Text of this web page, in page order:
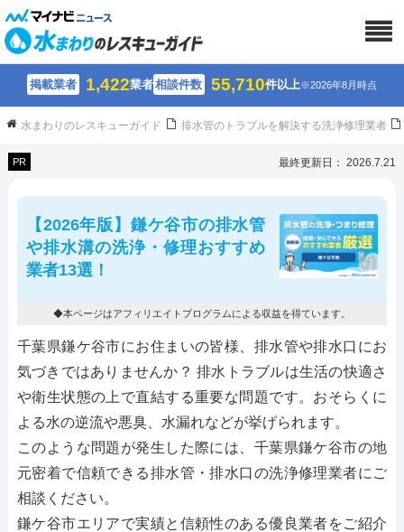
掲載業者 1,422業者相談件数 55,710件以上※2026年8月時点
水まわりのレスキューガイド 排水管のトラブルを解決する洗浄修理業者
PR 最終更新日： 2026.7.21
【2026年版】鎌ケ谷市の排水管
や排水溝の洗浄・修理おすすめ
業者13選！
◆本ページはアフィリエイトプログラムによる収益を得ています。
千葉県鎌ケ谷市にお住まいの皆様、排水管や排水口にお
気づきではありませんか？ 排水トラブルは生活の快適さ
や衛生状態の上で直結する重要な問題です。おそらくに
よる水の逆流や悪臭、水漏れなどが挙げられます。
このような問題が発生した際には、千葉県鎌ケ谷市の地
元密着で信頼できる排水管・排水口の洗浄修理業者にご
相談ください。
鎌ケ谷市エリアで実績と信頼性のある優良業者をご紹介